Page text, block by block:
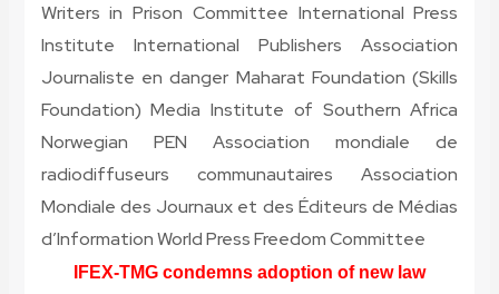
Writers in Prison Committee International Press
Institute International Publishers Association
Journaliste en danger Maharat Foundation (Skills
Foundation) Media Institute of Southern Africa
Norwegian PEN Association mondiale de
radiodiffuseurs communautaires Association
Mondiale des Journaux et des Éditeurs de Médias
d’Information World Press Freedom Committee
IFEX-TMG condemns adoption of new law